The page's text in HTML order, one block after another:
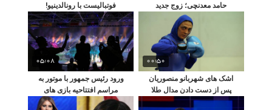
حامد معدنچی؛ زوج جدید
ورزش ایران
فوتبالیست با رونالدینیو!
00:50
اشک های شهربانو منصوریان
پس از دست دادن مدال طلا
05:08
ورود رئیس جمهور با موتور به
مراسم افتتاحیه بازی های
جاکارتا!